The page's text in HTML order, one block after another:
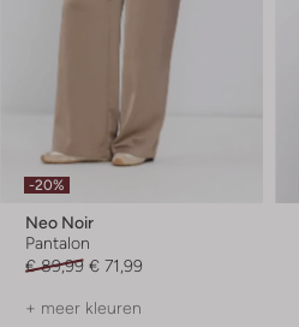
-20%
Neo Noir
Pantalon
€ 89,99 € 71,99
+ meer kleuren